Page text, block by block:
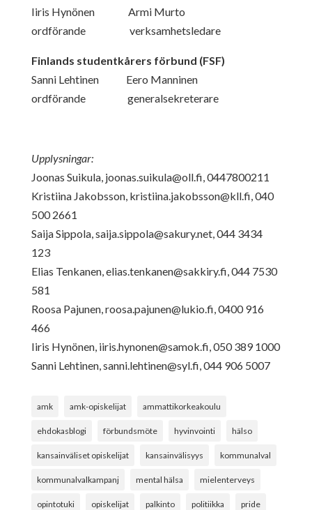
Iiris Hynönen Armi Murto
ordförande verksamhetsledare
Finlands studentkårers förbund (FSF)
Sanni Lehtinen Eero Manninen
ordförande generalsekreterare
Upplysningar:
Joonas Suikula, joonas.suikula@oll.fi, 0447800211
Kristiina Jakobsson, kristiina.jakobsson@kll.fi, 040
500 2661
Saija Sippola,saija.sippola@sakury.net, 044 3434
123
Elias Tenkanen,elias.tenkanen@sakkiry.fi, 044 7530
581
Roosa Pajunen,roosa.pajunen@lukio.fi, 0400 916
466
Iiris Hynönen, iiris.hynonen@samok.fi, 050 389 1000
Sanni Lehtinen,sanni.lehtinen@syl.fi, 044 906 5007
amk amk-opiskelijat ammattikorkeakoulu
ehdokasblogi förbundsmöte hyvinvointi hälso
kansainväliset opiskelijat kansainvälisyys kommunalval
kommunalvalkampanj mental hälsa mielenterveys
opintotuki opiskelijat palkinto politiikka pride